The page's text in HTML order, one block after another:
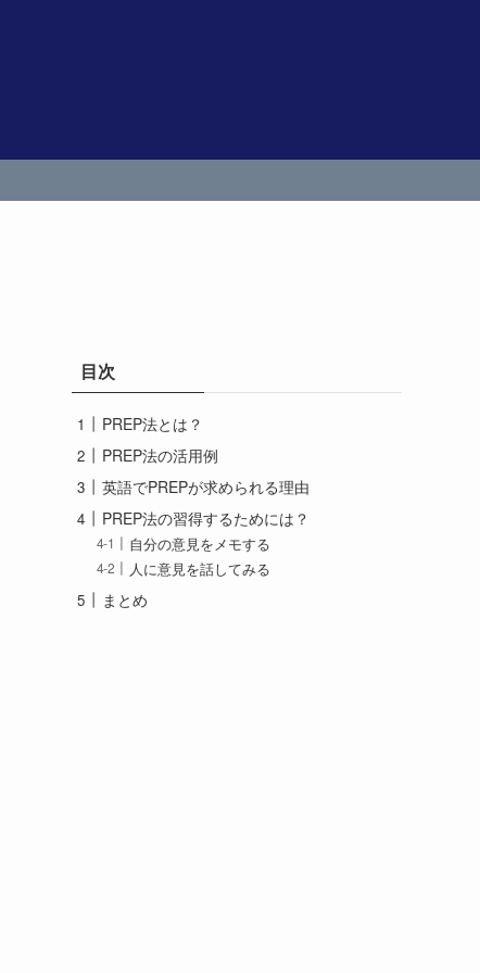
目次
PREP法とは？
PREP法の活用例
英語でPREPが求められる理由
PREP法の習得するためには？
自分の意見をメモする
人に意見を話してみる
まとめ